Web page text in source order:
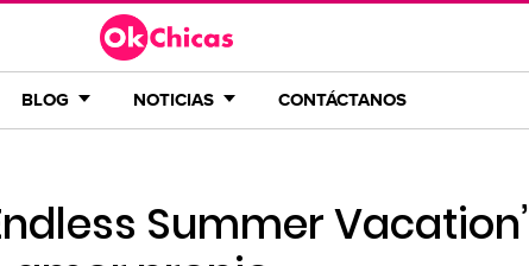
BLOG NOTICIAS CONTÁCTANOS
Summer Vacation’